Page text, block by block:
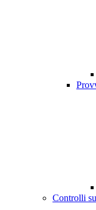
Controlli